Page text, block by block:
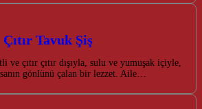
Çıtır Tavuk Şiş
ve çıtır çıtır dışıyla, sulu ve yumuşak içiyle,
gönlünü çalan bir lezzet. Aile…